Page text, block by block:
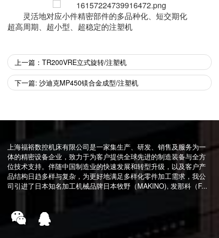
灵活地对应小件精密部件的多品种化、短交期化
超高周期、超小型、超稳定的注塑机
上一篇：TR200VRE立式旋转/注塑机
下一篇: 沙迪克MP450镁合金成型/注塑机
上海福裕数控机床有限公司是一家集生产、研发、销售及服务为一
体的精密设备企业，致力于为客户提供全球先进的制造装备与全方
位技术支持。伴随中国制造业的快速发展和转型升级，以及客户产
品结构日趋多样与复杂，为更好地满足多样化零件加工需求，我公
司引进了日本知名加工机械品牌日本牧野（MAKINO), 发那科（F...